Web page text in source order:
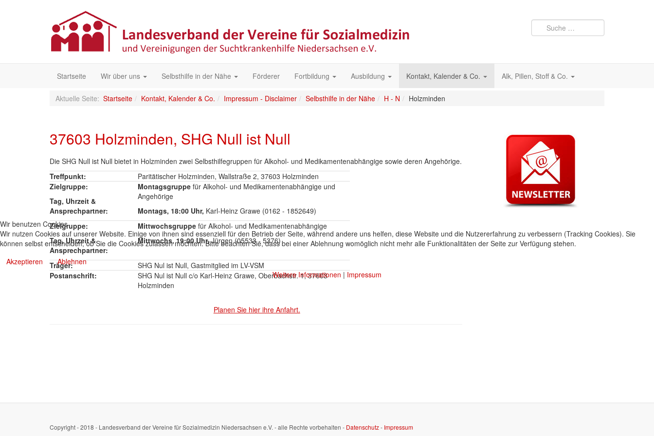
Startseite Wir über uns Selbsthilfe in der Nähe Förderer Fortbildung Ausbildung Kontakt, Kalender & Co. Alk, Pillen, Stoff & Co.
Aktuelle Seite: Startseite Kontakt, Kalender & Co. Impressum - Disclaimer Selbsthilfe in der Nähe H - N Holzminden
37603 Holzminden, SHG Null ist Null
Die SHG Null ist Null bietet in Holzminden zwei Selbsthilfegruppen für Alkohol- und Medikamentenabhängige sowie deren Angehörige.
Treffpunkt:
Paritätischer Holzminden, Wallstraße 2, 37603 Holzminden
Zielgruppe:
Tag, Uhrzeit &
Ansprechpartner:
Montagsgruppe für Alkohol- und Medikamentenabhängige und
Angehörige
Montags, 18:00 Uhr, Karl-Heinz Grawe (0162 - 1852649)
Zielgruppe:
Tag, Uhrzeit &
Ansprechpartner:
Mittwochsgruppe für Alkohol- und Medikamentenabhängige
Mittwochs, 19:00 Uhr,Jürgen (05533 - 5376)
Träger:
SHG Nul ist Null, Gastmitglied im LV-VSM
Postanschrift:
SHG Nul ist Null c/o Karl-Heinz Grawe, Oberbachstr. 1, 37603
Holzminden
Planen Sie hier ihre Anfahrt.
Copyright - 2018 - Landesverband der Vereine für Sozialmedizin Niedersachsen e.V. - alle Rechte vorbehalten - Datenschutz- Impressum
Wir benutzen Cookies
Wir nutzen Cookies auf unserer Website. Einige von ihnen sind essenziell für den Betrieb der Seite, während andere uns helfen, diese Website und die Nutzererfahrung zu verbessern (Tracking Cookies). Sie
können selbst entscheiden, ob Sie die Cookies zulassen möchten. Bitte beachten Sie, dass bei einer Ablehnung womöglich nicht mehr alle Funktionalitäten der Seite zur Verfügung stehen.
Akzeptieren
Ablehnen
Weitere Informationen | Impressum